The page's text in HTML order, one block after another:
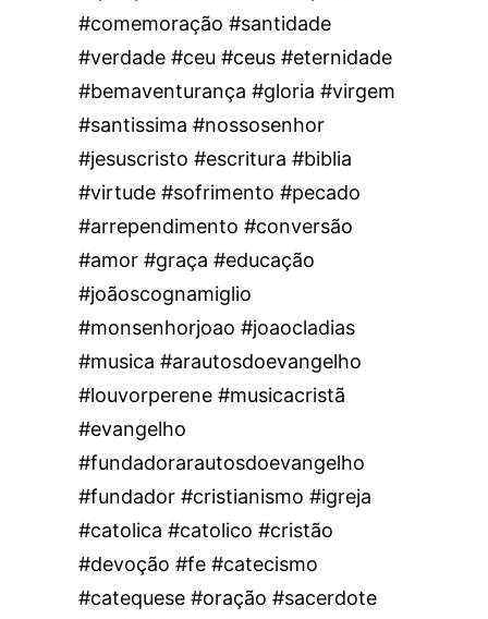
#comemoração #santidade
#verdade #ceu #ceus #eternidade
#bemaventurança #gloria #virgem
#santissima #nossosenhor
#jesuscristo #escritura #biblia
#virtude #sofrimento #pecado
#arrependimento #conversão
#amor #graça #educação
#joãoscognamiglio
#monsenhorjoao #joaocladias
#musica #arautosdoevangelho
#louvorperene #musicacristã
#evangelho
#fundadorarautosdoevangelho
#fundador #cristianismo #igreja
#catolica #catolico #cristão
#devoção #fe #catecismo
#catequese #oração #sacerdote